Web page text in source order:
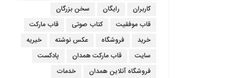
کاربران
رایگان
سخن بزرگان
قاب موفقیت
کتاب صوتی
قاب مارکت
خرید
فروشگاه عکس نوشته
خیریه
سایت
قاب مارکت همدان
پادکست
فروشگاه آنلاین همدان
خدمات